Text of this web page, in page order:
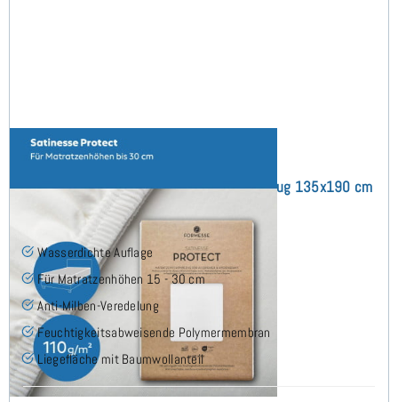
Satinesse Protect (bis 30 cm) Schonbezug 135x190 cm
Wasserdichte Auflage
Für Matratzenhöhen 15 - 30 cm
Anti-Milben-Veredelung
Feuchtigkeitsabweisende Polymermembran
Liegefläche mit Baumwollanteil